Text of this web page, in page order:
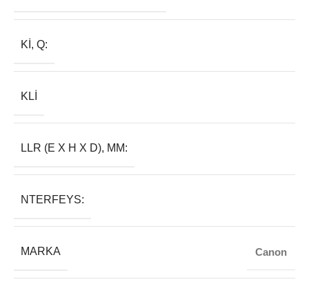
KI, Q:
KLI
LLR (E X H X D), MM:
NTERFEYS:
MARKA Canon